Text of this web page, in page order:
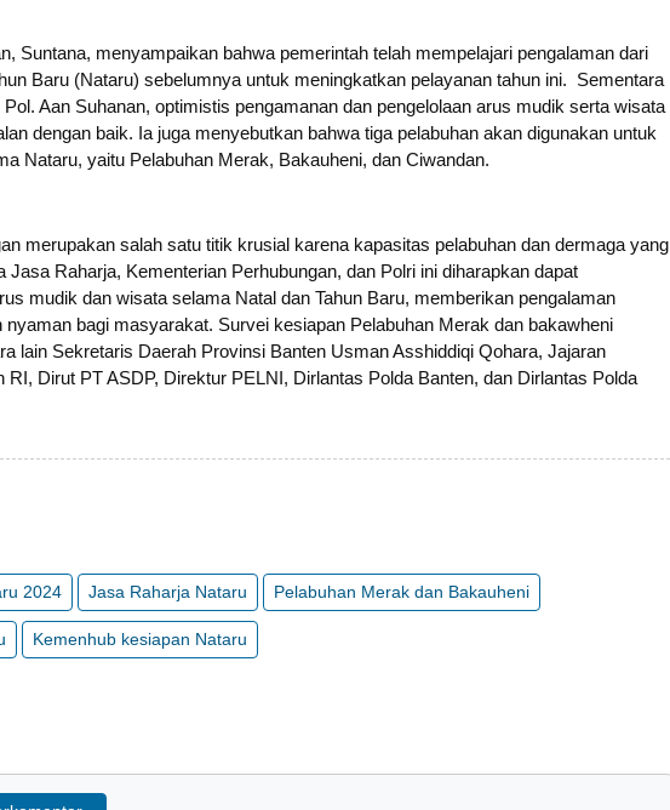
Suntana, menyampaikan bahwa pemerintah telah mempelajari pengalaman dari
Baru (Nataru) sebelumnya untuk meningkatkan pelayanan tahun ini. Sementara
Aan Suhanan, optimistis pengamanan dan pengelolaan arus mudik serta wisata
dengan baik. Ia juga menyebutkan bahwa tiga pelabuhan akan digunakan untuk
Nataru, yaitu Pelabuhan Merak, Bakauheni, dan Ciwandan.
merupakan salah satu titik krusial karena kapasitas pelabuhan dan dermaga yang
Jasa Raharja, Kementerian Perhubungan, dan Polri ini diharapkan dapat
mudik dan wisata selama Natal dan Tahun Baru, memberikan pengalaman
nyaman bagi masyarakat. Survei kesiapan Pelabuhan Merak dan bakawheni
lain Sekretaris Daerah Provinsi Banten ⁠Usman Asshiddiqi Qohara, ⁠Jajaran
RI, ⁠Dirut PT ASDP, ⁠Direktur PELNI, ⁠Dirlantas Polda Banten, dan ⁠Dirlantas Polda
2024 Jasa Raharja Nataru Pelabuhan Merak dan Bakauheni
Kemenhub kesiapan Nataru